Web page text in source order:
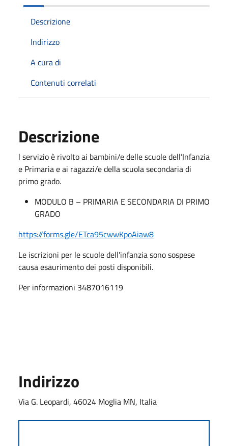
Descrizione
Indirizzo
A cura di
Contenuti correlati
Descrizione
l servizio è rivolto ai bambini/e delle scuole dell’Infanzia
e Primaria e ai ragazzi/e della scuola secondaria di
primo grado.
MODULO B – PRIMARIA E SECONDARIA DI PRIMO
GRADO
https://forms.gle/ETca95cwwKpoAiaw8
Le iscrizioni per le scuole dell'infanzia sono sospese
causa esaurimento dei posti disponibili.
Per informazioni 3487016119
Indirizzo
Via G. Leopardi, 46024 Moglia MN, Italia